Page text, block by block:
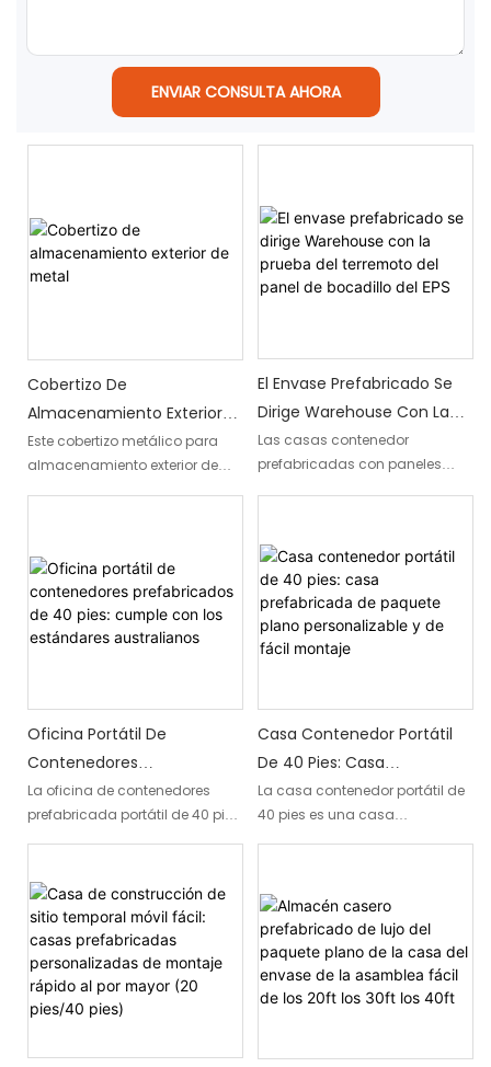
ENVIAR CONSULTA AHORA
Cobertizo De
Almacenamiento Exterior
De Metal
Este cobertizo metálico para
almacenamiento exterior de
los problemas de
almacenamiento exterior de su
hogar. Estos cobertizos
metálicos se utilizan
industriales para guardar
herramientas, equipos,
vehículos y otros artículos. Los
tamaños y diseños, desde
cobertizos sencillos y pequeños
talleres y garajes.
El Envase Prefabricado Se
Dirige Warehouse Con La
Prueba Del Terremoto Del
Panel De Bocadillo Del EPS
Las casas contenedor
prefabricadas con paneles
de vivienda segura y rentable.
Con su construcción a prueba
de terremotos y materiales
duraderos de paneles
sándwich, estas casas tipo
opción segura y versátil para
una vida cómoda.
Oficina Portátil De
Contenedores
Prefabricados De 40 Pies:
Cumple Con Los Estándares
Australianos
La oficina de contenedores
prefabricada portátil de 40 pies
australianos. Su diseño móvil y
su fácil configuración lo
convierten en una solución
eficiente y adaptable para
crear espacios de oficina.
Casa Contenedor Portátil
De 40 Pies: Casa
Prefabricada De Paquete
Plano Personalizable Y De
Fácil Montaje
La casa contenedor portátil de
40 pies es una casa
conveniente y diseño modular,
ofrece una solución práctica y
flexible para espacios
habitables confortables.